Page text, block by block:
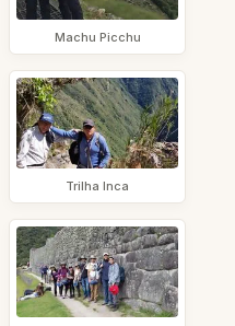
Machu Picchu
Trilha Inca